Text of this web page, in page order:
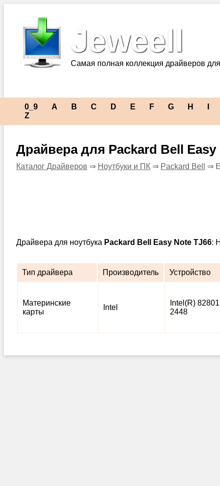
Jeweell
Самая полная коллекция драйверов
0_9 A B C D E F G H
Z
Драйвера для Packard Bell Easy
Каталог Драйверов ⇒ Ноутбуки и ПК ⇒ Packard Bell ⇒
Драйвера для ноутбука Packard Bell Easy Note TJ66:
Тип драйвера Производитель Устройство
Материнские
карты
Intel
Intel(R)
2448